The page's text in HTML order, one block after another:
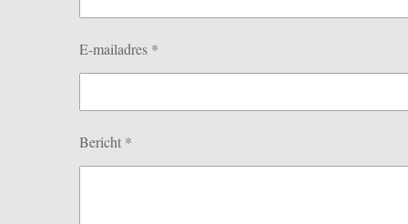
E-mailadres *
Bericht *